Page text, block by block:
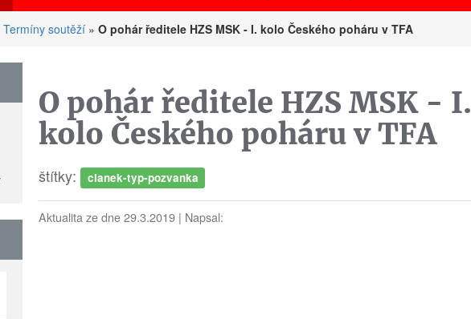
Termíny soutěží » O pohár ředitele HZS MSK - I. kolo Českého poháru v TFA
O pohár ředitele HZS MSK - I.
kolo Českého poháru v TFA
štítky: clanek-typ-pozvanka
Aktualita ze dne 29.3.2019 | Napsal: